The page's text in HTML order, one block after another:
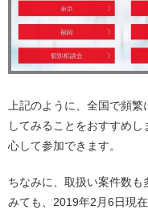
上記のように、全国で頻
してみることをおすすめ
心して参加できます。
ちなみに、取扱い案件数
みても、2019年2月6日現